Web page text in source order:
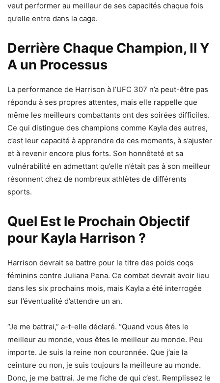
veut performer au meilleur de ses capacités chaque fois
qu’elle entre dans la cage.
Derrière Chaque Champion, Il Y
A un Processus
La performance de Harrison à l’UFC 307 n’a peut-être pas
répondu à ses propres attentes, mais elle rappelle que
même les meilleurs combattants ont des soirées difficiles.
Ce qui distingue des champions comme Kayla des autres,
c’est leur capacité à apprendre de ces moments, à s’ajuster
et à revenir encore plus forts. Son honnêteté et sa
vulnérabilité en admettant qu’elle n’était pas à son meilleur
résonnent chez de nombreux athlètes de différents
sports.
Quel Est le Prochain Objectif
pour Kayla Harrison ?
Harrison devrait se battre pour le titre des poids coqs
féminins contre Juliana Pena. Ce combat devrait avoir lieu
dans les six prochains mois, mais Kayla a été interrogée
sur l’éventualité d’attendre un an.
“Je me battrai,” a-t-elle déclaré. “Quand vous êtes le
meilleur au monde, vous êtes le meilleur au monde. Peu
importe. Je suis la reine non couronnée. Que j’aie la
ceinture ou non, je suis toujours la meilleure au monde.
Donc, je me battrai. Je me fiche de qui c’est. Remplissez le